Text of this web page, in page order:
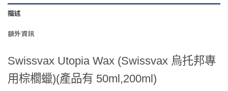
描述
額外資訊
Swissvax Utopia Wax (Swissvax 烏托邦專
用棕櫚蠟)(產品有 50ml,200ml)